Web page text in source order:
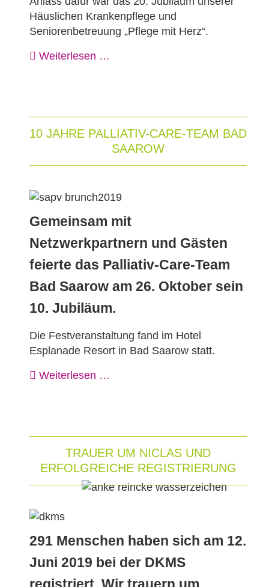
Häuslichen Krankenpflege und
Seniorenbetreuung „Pflege mit Herz“.
Weiterlesen …
10 JAHRE PALLIATIV-CARE-TEAM BAD
SAAROW
Gemeinsam mit
Netzwerkpartnern und Gästen
feierte das Palliativ-Care-Team
Bad Saarow am 26. Oktober sein
10. Jubiläum.
Die Festveranstaltung fand im Hotel
Esplanade Resort in Bad Saarow statt.
Weiterlesen …
TRAUER UM NICLAS UND
ERFOLGREICHE REGISTRIERUNG
291 Menschen haben sich am 12.
Juni 2019 bei der DKMS
registriert. Wir trauern um